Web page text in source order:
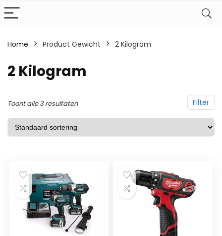
Home Product Gewicht ‎2 Kilogram
‎2 Kilogram
Filter
Toont alle 3 resultaten